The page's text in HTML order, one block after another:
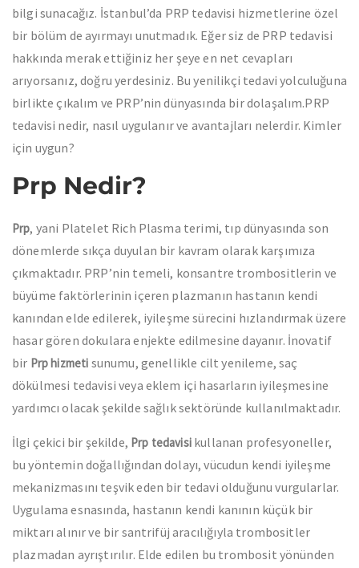
bilgi sunacağız. İstanbul’da PRP tedavisi hizmetlerine özel
bir bölüm de ayırmayı unutmadık. Eğer siz de PRP tedavisi
hakkında merak ettiğiniz her şeye en net cevapları
arıyorsanız, doğru yerdesiniz. Bu yenilikçi tedavi yolculuğuna
birlikte çıkalım ve PRP’nin dünyasında bir dolaşalım.PRP
tedavisi nedir, nasıl uygulanır ve avantajları nelerdir. Kimler
için uygun?
Prp Nedir?
Prp, yani Platelet Rich Plasma terimi, tıp dünyasında son
dönemlerde sıkça duyulan bir kavram olarak karşımıza
çıkmaktadır. PRP’nin temeli, konsantre trombositlerin ve
büyüme faktörlerinin içeren plazmanın hastanın kendi
kanından elde edilerek, iyileşme sürecini hızlandırmak üzere
hasar gören dokulara enjekte edilmesine dayanır. İnovatif
bir Prp hizmeti sunumu, genellikle cilt yenileme, saç
dökülmesi tedavisi veya eklem içi hasarların iyileşmesine
yardımcı olacak şekilde sağlık sektöründe kullanılmaktadır.
İlgi çekici bir şekilde, Prp tedavisikullanan profesyoneller,
bu yöntemin doğallığından dolayı, vücudun kendi iyileşme
mekanizmasını teşvik eden bir tedavi olduğunu vurgularlar.
Uygulama esnasında, hastanın kendi kanının küçük bir
miktarı alınır ve bir santrifüj aracılığıyla trombositler
plazmadan ayrıştırılır. Elde edilen bu trombosit yönünden